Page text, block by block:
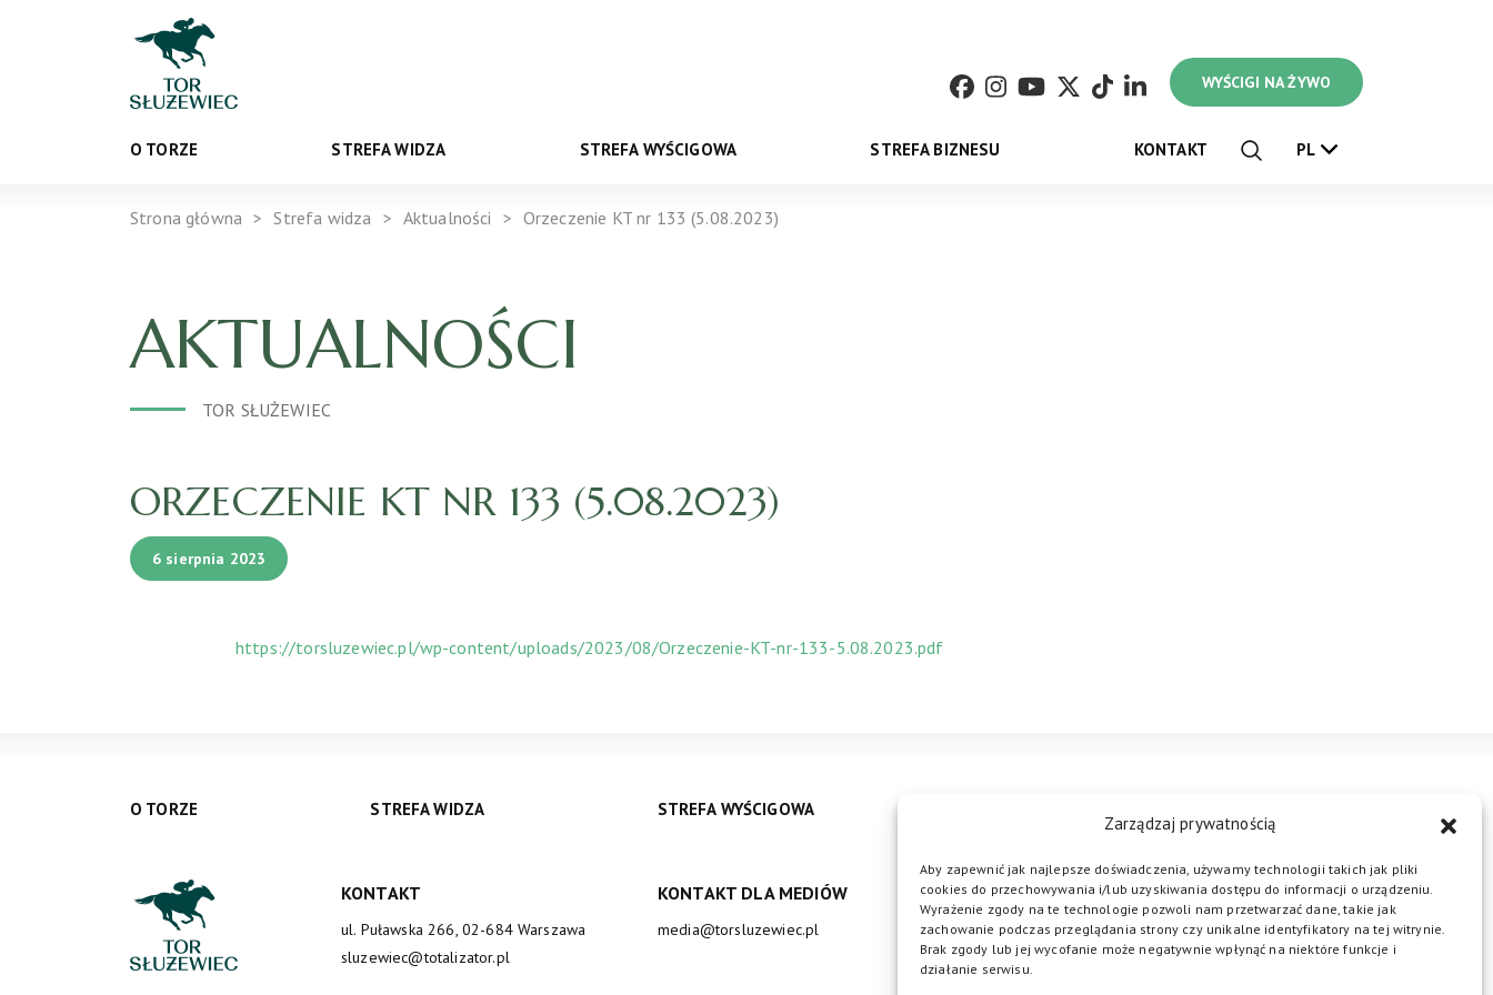
Zarządzaj prywatnością
Aby zapewnić jak najlepsze doświadczenia, używamy technologii takich jak pliki
cookies do przechowywania i/lub uzyskiwania dostępu do informacji o urządzeniu.
Wyrażenie zgody na te technologie pozwoli nam przetwarzać dane, takie jak
zachowanie podczas przeglądania strony czy unikalne identyfikatory na tej witrynie.
Brak zgody lub jej wycofanie może negatywnie wpłynąć na niektóre funkcje i
działanie serwisu.
WYŚCIGI NA ŻYWO
O TORZE STREFA WIDZA STREFA WYŚCIGOWA STREFA BIZNESU KONTAKT PL
Strona główna Strefa widza Aktualności Orzeczenie KT nr 133 (5.08.2023)
AKTUALNOŚCI
TOR SŁUŻEWIEC
ORZECZENIE KT NR 133 (5.08.2023)
6 sierpnia 2023
https://torsluzewiec.pl/wp-content/uploads/2023/08/Orzeczenie-KT-nr-133-5.08.2023.pdf
O TORZE STREFA WIDZA STREFA WYŚCIGOWA
KONTAKT
ul. Puławska 266, 02-684 Warszawa
sluzewiec@totalizator.pl
KONTAKT DLA MEDIÓW
media@torsluzewiec.pl
DOŁĄCZ DO NAS